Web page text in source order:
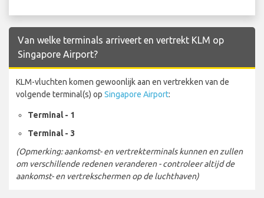
Van welke terminals arriveert en vertrekt KLM op
Singapore Airport?
KLM-vluchten komen gewoonlijk aan en vertrekken van de
volgende terminal(s) op Singapore Airport:
Terminal - 1
Terminal - 3
(Opmerking: aankomst- en vertrekterminals kunnen en zullen
om verschillende redenen veranderen - controleer altijd de
aankomst- en vertrekschermen op de luchthaven)